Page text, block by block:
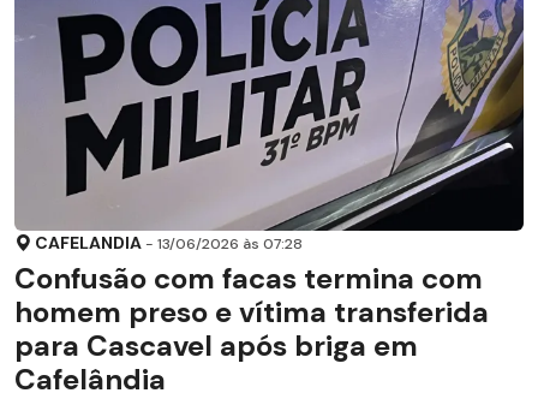
CAFELANDIA - 13/06/2026 às 07:28
Confusão com facas termina com
homem preso e vítima transferida
para Cascavel após briga em
Cafelândia